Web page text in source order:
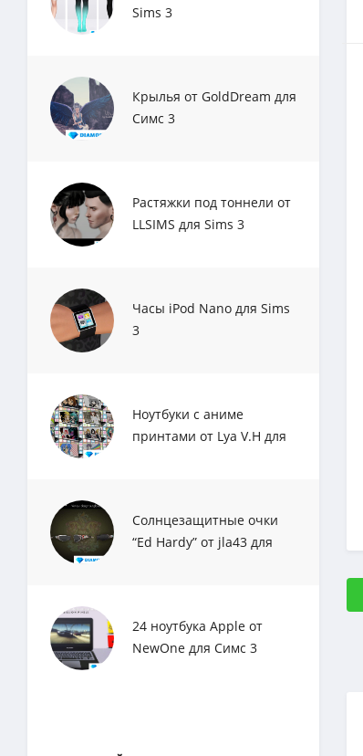
Sims 3
Крылья от GoldDream для
Симс 3
Растяжки под тоннели от
LLSIMS для Sims 3
Часы iPod Nano для Sims
3
Ноутбуки с аниме
принтами от Lya V.H для
Солнцезащитные очки
“Ed Hardy” от jla43 для
24 ноутбука Apple от
NewOne для Симс 3